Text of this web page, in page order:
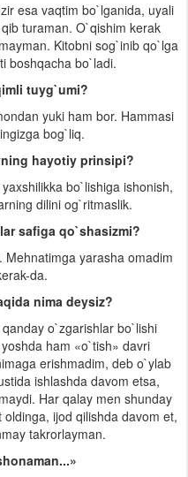
esa vaqtim bo`lganida, uyali
turaman. O`qishim kerak
Kitobni sog`inib qo`lga
boshqacha bo`ladi.
tuyg`umi?
yuki ham bor. Hammasi
bog`liq.
hayotiy prinsipi?
bo`lishiga ishonish,
dilini og`ritmaslik.
safiga qo`shasizmi?
yarasha omadim
da.
nima deysiz?
o`zgarishlar bo`lishi
ham «o`tish» davri
erishmadim, deb o`ylab
ishlashda davom etsa,
Har qalay men shunday
ijod qilishda davom et,
takrorlayman.